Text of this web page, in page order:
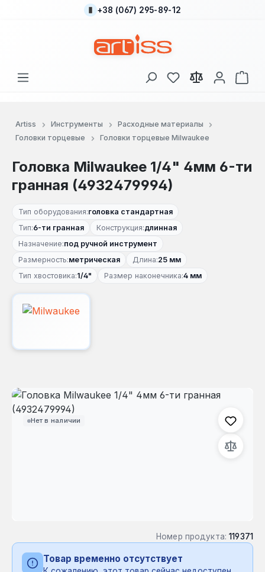
Перейти к основному содержанию
+38 (067) 295-89-12
У вас есть товары
В
Artiss Инструменты
Расходные материалы
Головки торцевые
Головки торцевые Milwaukee
Головка Milwaukee 1/4" 4мм 6-ти
гранная (4932479994)
Тип оборудования:головка стандартная
Тип:6-ти гранная Конструкция:длинная
Назначение:под ручной инструмент
Размерность:метрическая Длина:25 мм
Тип хвостовика:1/4" Размер наконечника:4 мм
Нет в наличии
Пропустить галерею изображений
Номер продукта: 119371
Товар временно отсутствует